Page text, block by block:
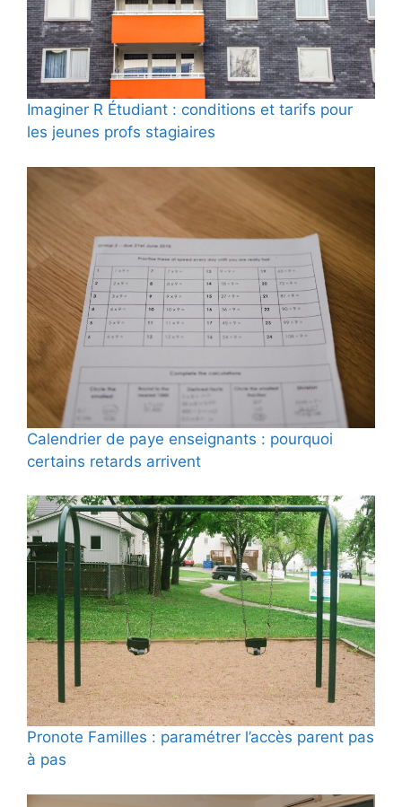
Imaginer R Étudiant : conditions et tarifs pour
les jeunes profs stagiaires
Calendrier de paye enseignants : pourquoi
certains retards arrivent
Pronote Familles : paramétrer l’accès parent pas
à pas